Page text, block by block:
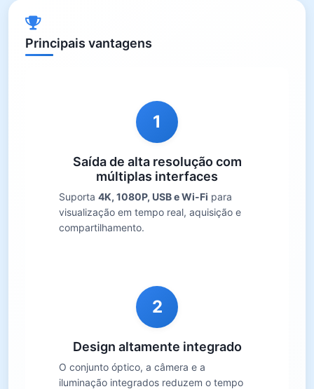
Principais vantagens
1
Saída de alta resolução com
múltiplas interfaces
Suporta 4K, 1080P, USB e Wi-Fi para
visualização em tempo real, aquisição e
compartilhamento.
2
Design altamente integrado
O conjunto óptico, a câmera e a
iluminação integrados reduzem o tempo